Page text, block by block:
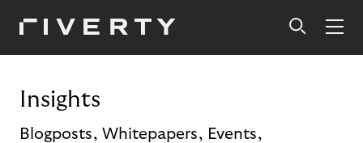
Insights
Blogposts, Whitepapers, Events,